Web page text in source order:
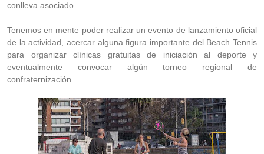
conlleva asociado.
Tenemos en mente poder realizar un evento de lanzamiento oficial
de la actividad, acercar alguna figura importante del Beach Tennis
para organizar clínicas gratuitas de iniciación al deporte y
eventualmente convocar algún torneo regional de
confraternización.